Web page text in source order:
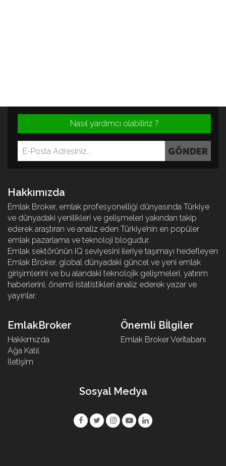
Nasıl yardımcı olabiliriz ?
Hakkımızda
Emlak Broker, emlak profesyonelliği dünyasında Türkiye
ve dünyadaki yenilikleri ve gelişmeleri yakından takip
ederek araştıran ve analiz eden Türkiye’nin en popüler
emlak pazarlama ve teknoloji blogudur.
Emlak sektörünün IQ seviyesini ileriye taşımayı hedefleyen
Emlak Broker, global dünyadaki güncel ve yeni emlak
girişimlerini ve bu alandaki teknolojik gelişmeleri, yatırım
haberlerini, önemli istatistikleri analiz ederek yazar ve
yayınlar.
EmlakBroker
Hakkımızda
Ağa Katıl
İletişim
Önemli Bİlgiler
Emlak Broker Veritabanı
Sosyal Medya